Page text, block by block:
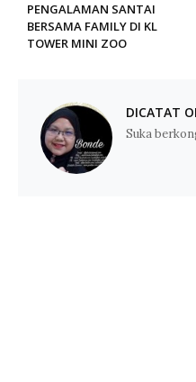
PENGALAMAN SANTAI
BERSAMA FAMILY DI KL
TOWER MINI ZOO
DICATAT
Suka